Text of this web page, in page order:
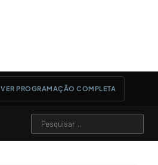
VER PROGRAMAÇÃO COMPLETA